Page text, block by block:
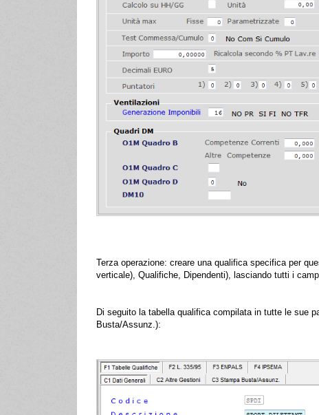
Terza operazione: creare una qualifica specifica per
verticale), Qualifiche, Dipendenti), lasciando tutti i
Di seguito la tabella qualifica compilata in tutte le sue
Busta/Assunz.):